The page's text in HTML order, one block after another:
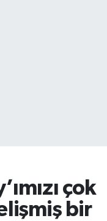
çok
bir